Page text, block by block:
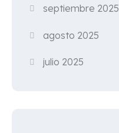
septiembre 2025
agosto 2025
julio 2025